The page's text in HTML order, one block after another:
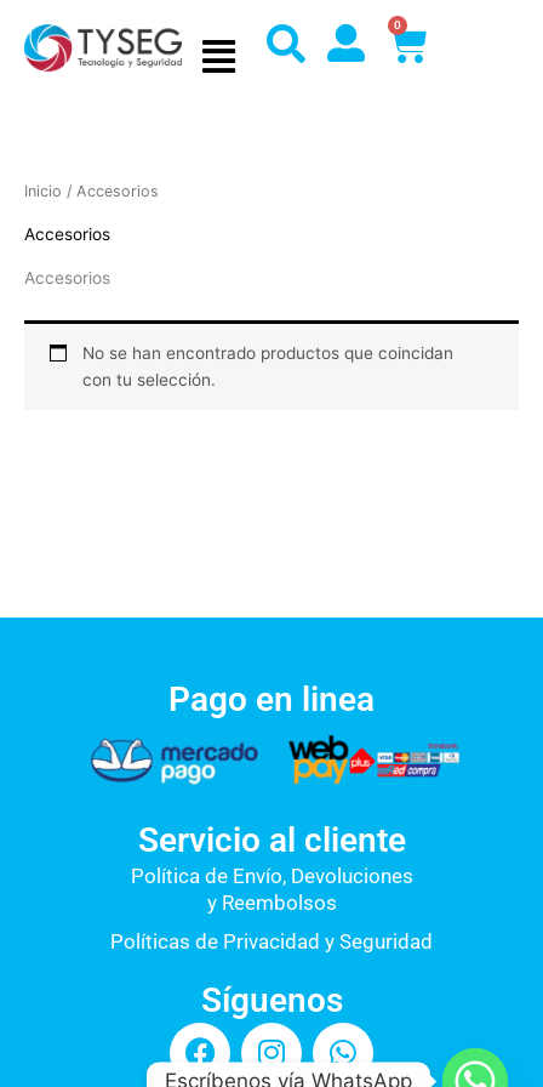
contenido
0
Cart
Inicio / Accesorios
Accesorios
Accesorios
No se han encontrado productos que coincidan
con tu selección.
Pago en linea
Servicio al cliente
Política de Envío, Devoluciones
y Reembolsos
Políticas de Privacidad y Seguridad
Síguenos
F
a
I
n
W
h
Escríbenos vía WhatsApp